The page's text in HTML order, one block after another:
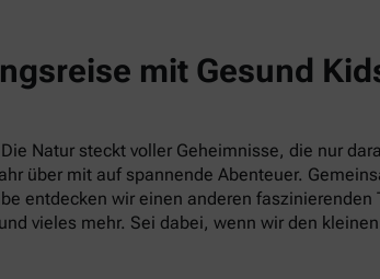
mit Gesund
Natur steckt voller Geheimnisse, die nur
über mit auf spannende Abenteuer.
entdecken wir einen anderen
vieles mehr. Sei dabei, wenn wir den